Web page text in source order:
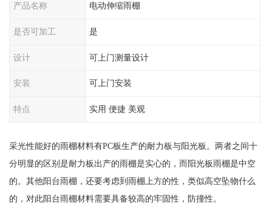
产品名称 电动伸缩雨棚
是否可加工 是
设计 可上门测量设计
安装 可上门安装
特点 实用 便捷 美观
采光性能好的雨棚材料有PC板生产的耐力板与阳光板。两者之间十
分明显的区别是耐力板出产的雨棚是实心的，而阳光板雨棚是中空
的。其他阳台雨棚，还要考虑到雨棚上方的性，类似高空坠物什么
的，对此阳台雨棚材料需要具备较高的牢固性，防撞性。